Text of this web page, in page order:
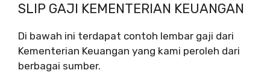
SLIP GAJI KEMENTERIAN KEUANGAN
Di bawah ini terdapat contoh lembar gaji dari
Kementerian Keuangan yang kami peroleh dari
berbagai sumber.